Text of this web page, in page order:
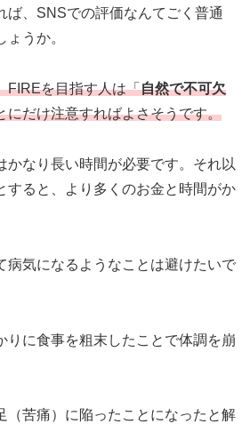
ば、SNSでの評価なんてごく普通
うか。
FIREを目指す人は「自然で不可欠
にだけ注意すればよさそうです。
かなり長い時間が必要です。それ以
すると、より多くのお金と時間がか
病気になるようなことは避けたいで
りに食事を粗末したことで体調を崩
（苦痛）に陥ったことになったと解